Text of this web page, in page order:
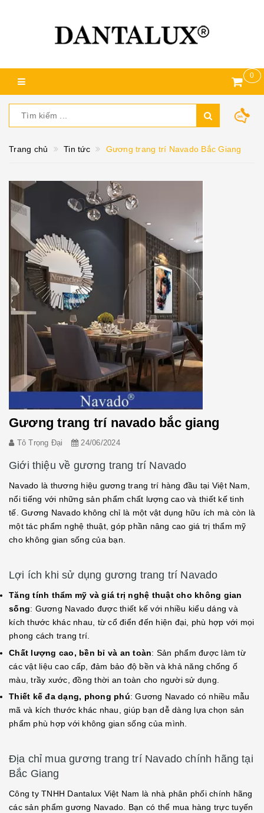
0
Trang chủ Tin tức Gương trang trí Navado Bắc Giang
Gương trang trí navado bắc giang
Tô Trọng Đại 24/06/2024
Giới thiệu về gương trang trí Navado
Navado là thương hiệu gương trang trí hàng đầu tại Việt Nam,
nổi tiếng với những sản phẩm chất lượng cao và thiết kế tinh
tế. Gương Navado không chỉ là một vật dụng hữu ích mà còn là
một tác phẩm nghệ thuật, góp phần nâng cao giá trị thẩm mỹ
cho không gian sống của bạn.
Lợi ích khi sử dụng gương trang trí Navado
Tăng tính thẩm mỹ và giá trị nghệ thuật cho không gian
sống: Gương Navado được thiết kế với nhiều kiểu dáng và
kích thước khác nhau, từ cổ điển đến hiện đại, phù hợp với mọi
phong cách trang trí.
Chất lượng cao, bền bỉ và an toàn: Sản phẩm được làm từ
các vật liệu cao cấp, đảm bảo độ bền và khả năng chống ố
màu, trầy xước, đồng thời an toàn cho người sử dụng.
Thiết kế đa dạng, phong phú: Gương Navado có nhiều mẫu
mã và kích thước khác nhau, giúp bạn dễ dàng lựa chọn sản
phẩm phù hợp với không gian sống của mình.
Địa chỉ mua gương trang trí Navado chính hãng tại
Bắc Giang
Công ty TNHH Dantalux Việt Nam là nhà phân phối chính hãng
các sản phẩm gương Navado. Bạn có thể mua hàng trực tuyến